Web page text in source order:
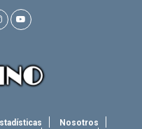
Nosotros